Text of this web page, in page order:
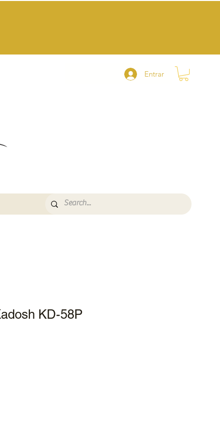
Entrar
KD-58P